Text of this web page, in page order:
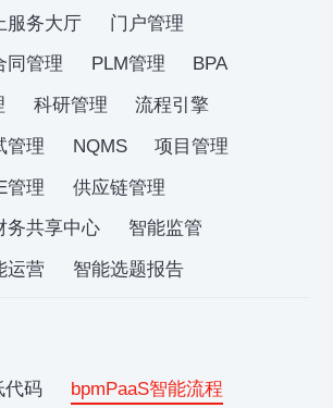
服务大厅
门户管理
同管理 PLM管理
BPA
科研管理
流程引擎
管理 NQMS
项目管理
管理
供应链管理
务共享中心
智能监管
运营 智能选题报告
代码
bpmPaaS智能流程